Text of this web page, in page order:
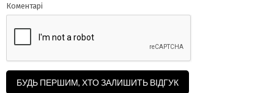
Коментарі
БУДЬ ПЕРШИМ, ХТО ЗАЛИШИТЬ ВІДГУК